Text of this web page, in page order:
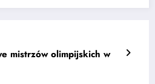
mistrzów olimpijskich w